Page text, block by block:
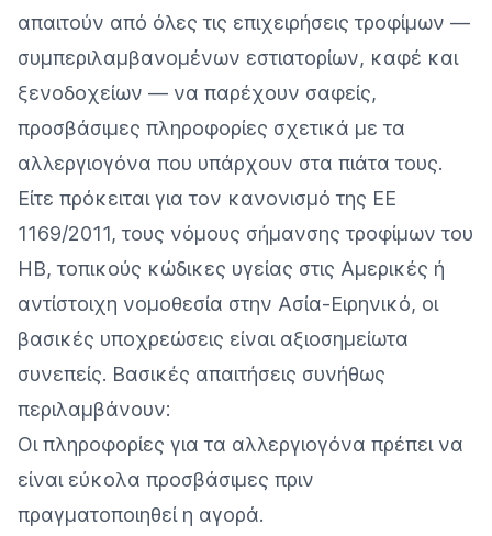
απαιτούν από όλες τις επιχειρήσεις τροφίμων —
συμπεριλαμβανομένων εστιατορίων, καφέ και
ξενοδοχείων — να παρέχουν σαφείς,
προσβάσιμες πληροφορίες σχετικά με τα
αλλεργιογόνα που υπάρχουν στα πιάτα τους.
Είτε πρόκειται για τον κανονισμό της ΕΕ
1169/2011, τους νόμους σήμανσης τροφίμων του
ΗΒ, τοπικούς κώδικες υγείας στις Αμερικές ή
αντίστοιχη νομοθεσία στην Ασία-Ειρηνικό, οι
βασικές υποχρεώσεις είναι αξιοσημείωτα
συνεπείς. Βασικές απαιτήσεις συνήθως
περιλαμβάνουν:
Οι πληροφορίες για τα αλλεργιογόνα πρέπει να
είναι εύκολα προσβάσιμες πριν
πραγματοποιηθεί η αγορά.